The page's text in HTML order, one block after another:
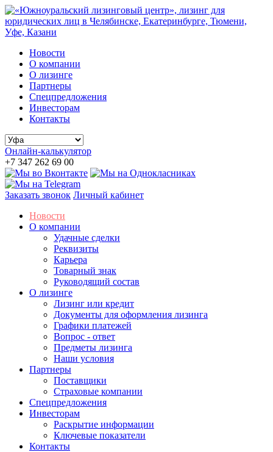
Новости
О компании
О лизинге
Партнеры
Спецпредложения
Инвесторам
Контакты
Онлайн-калькулятор
+7 347 262 69 00
Заказать звонок Личный кабинет
Новости
О компании
Удачные сделки
Реквизиты
Карьера
Товарный знак
Руководящий состав
О лизинге
Лизинг или кредит
Документы для оформления лизинга
Графики платежей
Вопрос - ответ
Предметы лизинга
Наши условия
Партнеры
Поставщики
Страховые компании
Спецпредложения
Инвесторам
Раскрытие информации
Ключевые показатели
Контакты